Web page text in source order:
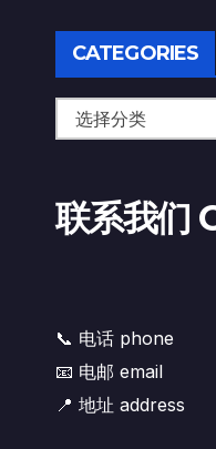
CATEGORIES
联系我们
📞 电话 phone :
📧 电邮 email
📍 地址 address